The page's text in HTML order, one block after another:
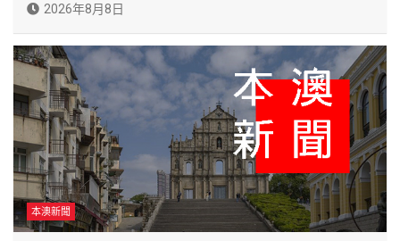
2026年8月8日
本澳新聞